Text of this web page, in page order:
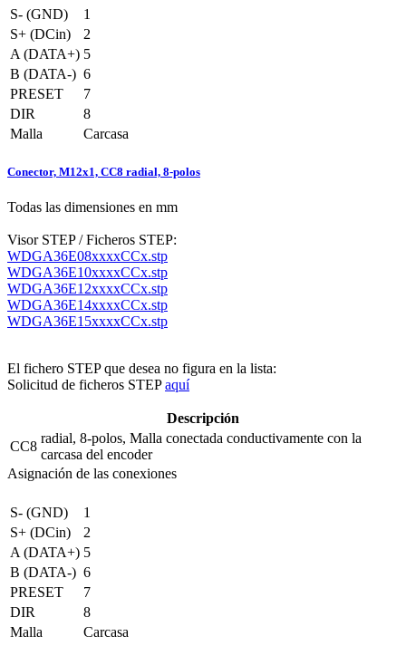
S- (GND)
1
S+ (DCin)
2
A (DATA+) 5
B (DATA-) 6
PRESET
7
DIR
8
Malla
Carcasa
Conector, M12x1, CC8 radial, 8-polos
Todas las dimensiones en mm
Visor STEP / Ficheros STEP:
WDGA36E08xxxxCCx.stp
WDGA36E10xxxxCCx.stp
WDGA36E12xxxxCCx.stp
WDGA36E14xxxxCCx.stp
WDGA36E15xxxxCCx.stp
El fichero STEP que desea no figura en la lista:
Solicitud de ficheros STEPaquí
Descripción
CC8
radial, 8-polos, Malla conectada conductivamente con la
carcasa del encoder
Asignación de las conexiones
S- (GND)
1
S+ (DCin)
2
A (DATA+) 5
B (DATA-) 6
PRESET
7
DIR
8
Malla
Carcasa